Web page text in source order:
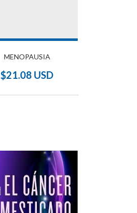
MENOPAUSIA
$21.08 USD